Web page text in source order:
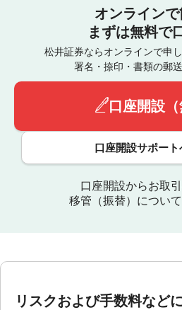
オンラインで
まずは無料で
松井証券ならオンラインで申
署名・捺印・書類の郵
口座開設（
口座開設サポー
口座開設からお取
移管（振替）につい
リスクおよび手数料など